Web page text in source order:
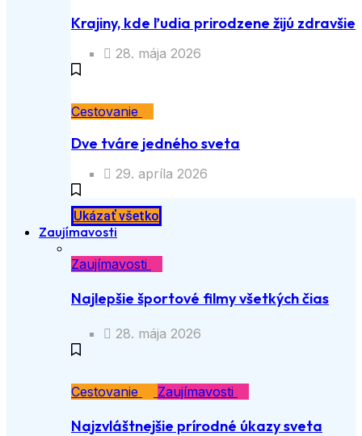
Krajiny, kde ľudia prirodzene žijú zdravšie
28. mája 2026
Cestovanie
Dve tváre jedného sveta
29. apríla 2026
Ukázať všetko
Zaujímavosti
Zaujímavosti
Najlepšie športové filmy všetkých čias
28. mája 2026
Cestovanie Zaujímavosti
Najzvláštnejšie prírodné úkazy sveta